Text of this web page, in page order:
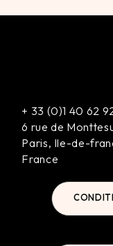
+ 33 (0)1 40 62
6 rue de
Paris, Ile-de-
France